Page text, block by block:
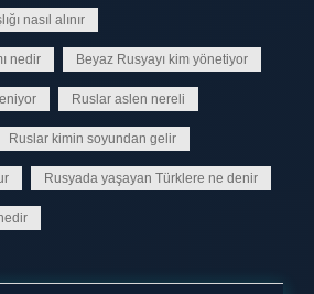
nasıl alınır
nedir Beyaz Rusyayı kim yönetiyor
Ruslar aslen nereli
Ruslar kimin soyundan gelir
Rusyada yaşayan Türklere ne denir